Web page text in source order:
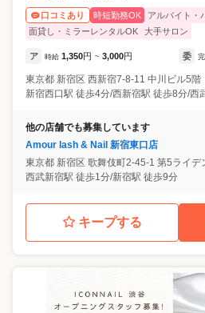
口コミあり 時短勤務OK アルバイト・
面貸し・ミラーレンタルOK
大手サロン
ア 時給 1,350円 ~ 3,000円 委
東京都 新宿区 西新宿7-8-11 中川ビル5階
他の店舗でも募集しています
Amour lash & Nail 新宿東口店
東京都 新宿区 歌舞伎町2-45-1 第5ライデ
西武新宿駅 徒歩1分/新宿駅 徒歩9分
キープする